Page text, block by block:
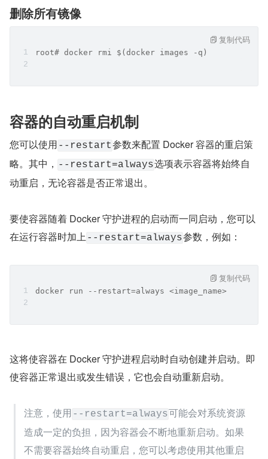
删除所有镜像
root# docker rmi $(docker images -q)
复制代码
容器的自动重启机制
您可以使用 --restart参数来配置 Docker 容器的重启策
略。其中， --restart=always选项表示容器将始终自
动重启，无论容器是否正常退出。
要使容器随着 Docker 守护进程的启动而一同启动，您可以
在运行容器时加上 --restart=always参数，例如：
docker run --restart=always <image_name>
复制代码
这将使容器在 Docker 守护进程启动时自动创建并启动。即
使容器正常退出或发生错误，它也会自动重新启动。
注意，使用 --restart=always可能会对系统资源
造成一定的负担，因为容器会不断地重新启动。如果
不需要容器始终自动重启，您可以考虑使用其他重启